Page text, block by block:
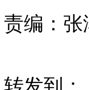
责编： 张